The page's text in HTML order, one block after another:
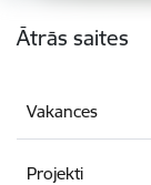
Kājene
Ātrās saites
Vakances
Projekti